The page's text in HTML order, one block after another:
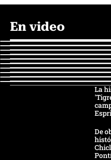
En video
La
De